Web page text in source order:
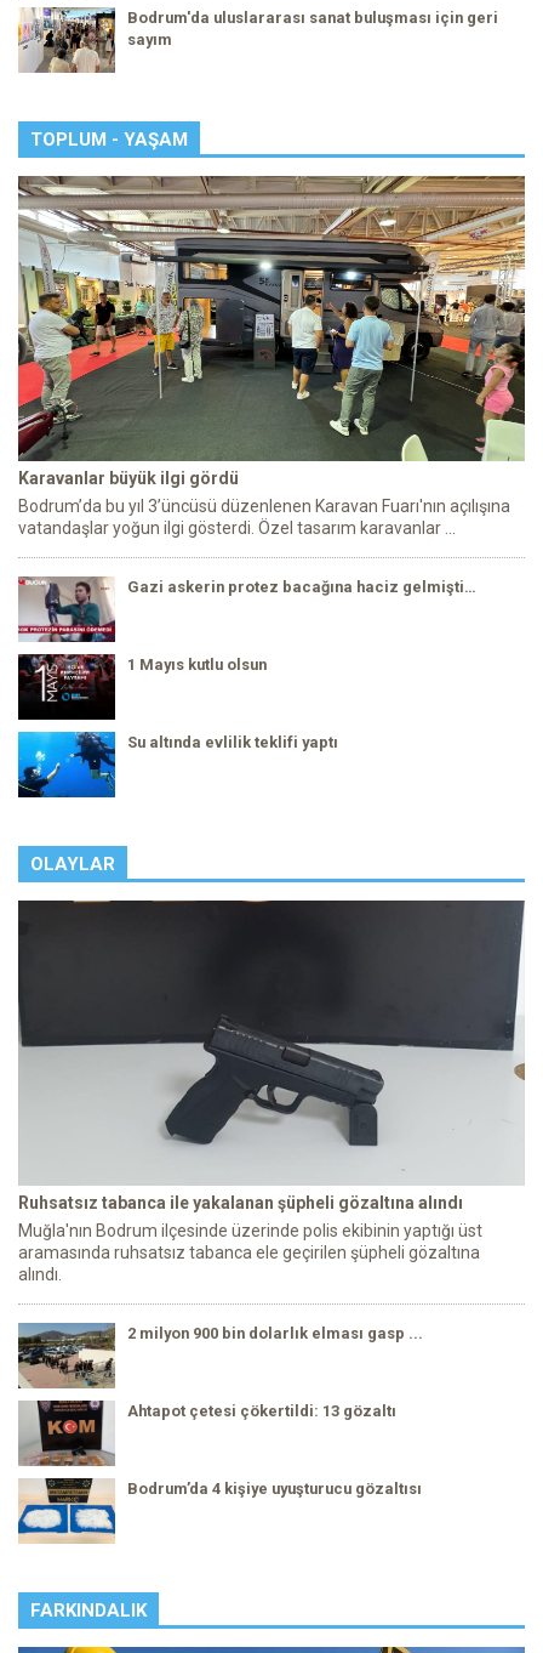
Bodrum'da uluslararası sanat buluşması için geri
sayım
TOPLUM - YAŞAM
Karavanlar büyük ilgi gördü
Bodrum’da bu yıl 3’üncüsü düzenlenen Karavan Fuarı'nın açılışına
vatandaşlar yoğun ilgi gösterdi. Özel tasarım karavanlar ...
Gazi askerin protez bacağına haciz gelmişti…
1 Mayıs kutlu olsun
Su altında evlilik teklifi yaptı
OLAYLAR
Ruhsatsız tabanca ile yakalanan şüpheli gözaltına alındı
Muğla'nın Bodrum ilçesinde üzerinde polis ekibinin yaptığı üst
aramasında ruhsatsız tabanca ele geçirilen şüpheli gözaltına
alındı.
2 milyon 900 bin dolarlık elması gasp ...
Ahtapot çetesi çökertildi: 13 gözaltı
Bodrum’da 4 kişiye uyuşturucu gözaltısı
FARKINDALIK